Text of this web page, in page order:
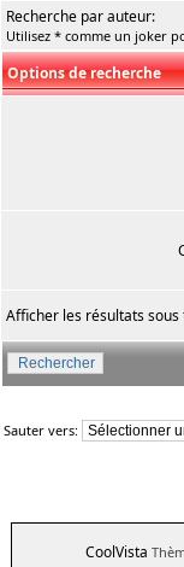
Recherche par auteur:
Utilisez * comme un joker
Options de recherche
Afficher les résultats sous
Sauter vers:
CoolVista